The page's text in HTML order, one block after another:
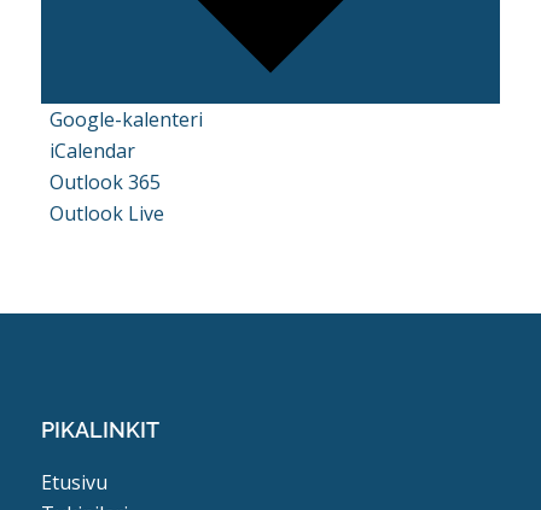
Google-kalenteri
iCalendar
Outlook 365
Outlook Live
PIKALINKIT
Etusivu